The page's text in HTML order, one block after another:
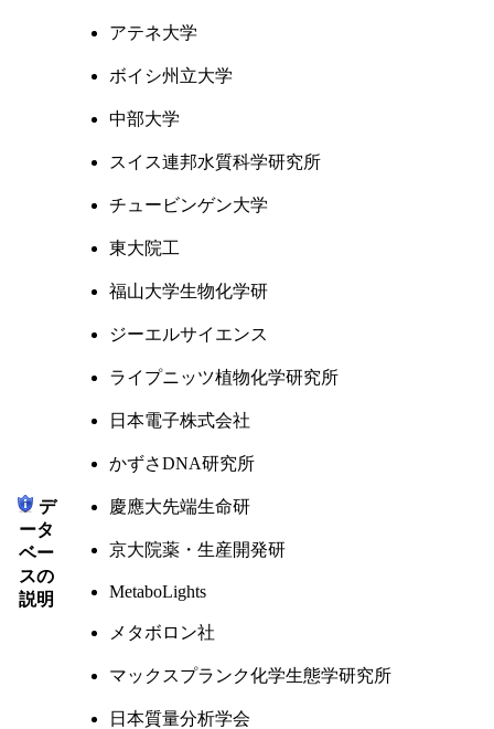
デ
ータ
ベー
スの
説明
アテネ大学
ボイシ州立大学
中部大学
スイス連邦水質科学研究所
チュービンゲン大学
東大院工
福山大学生物化学研
ジーエルサイエンス
ライプニッツ植物化学研究所
日本電子株式会社
かずさDNA研究所
慶應大先端生命研
京大院薬・生産開発研
MetaboLights
メタボロン社
マックスプランク化学生態学研究所
日本質量分析学会